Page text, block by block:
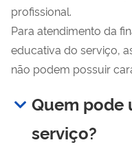
profissional.
Para atendimento da
educativa do serviço,
não podem possuir
Quem pode
serviço?